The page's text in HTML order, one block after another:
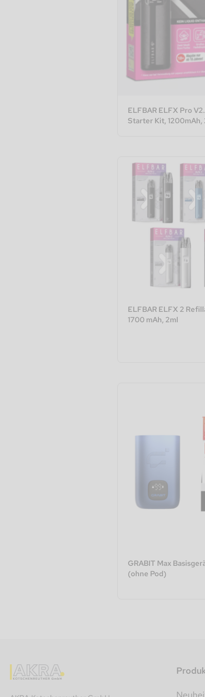
ELFBAR ELFX Pro
Starter Kit, 1200mAh,
ELFBAR ELFX 2
1700 mAh, 2ml
GRABIT Max
(ohne Pod)